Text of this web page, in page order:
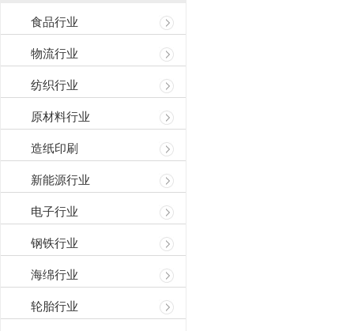
食品行业
物流行业
纺织行业
原材料行业
造纸印刷
新能源行业
电子行业
钢铁行业
海绵行业
轮胎行业